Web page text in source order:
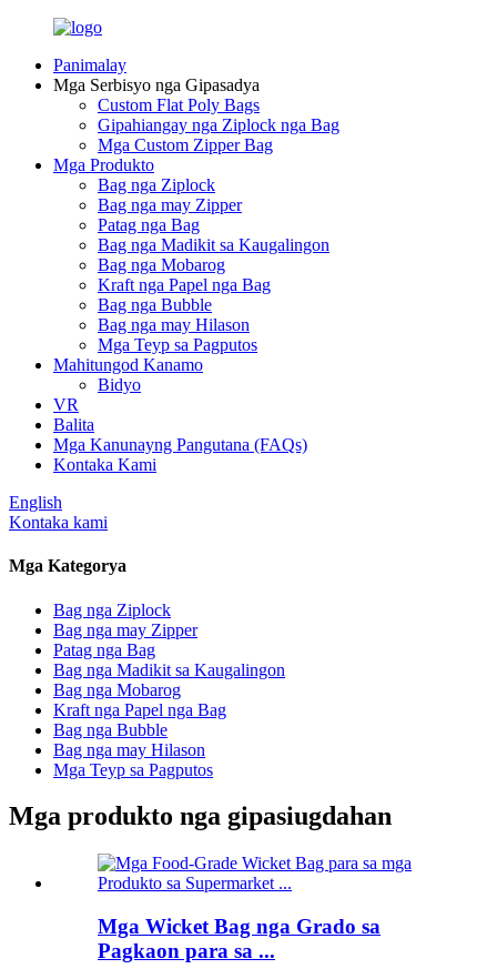
Panimalay
Mga Serbisyo nga Gipasadya
Custom Flat Poly Bags
Gipahiangay nga Ziplock nga Bag
Mga Custom Zipper Bag
Mga Produkto
Bag nga Ziplock
Bag nga may Zipper
Patag nga Bag
Bag nga Madikit sa Kaugalingon
Bag nga Mobarog
Kraft nga Papel nga Bag
Bag nga Bubble
Bag nga may Hilason
Mga Teyp sa Pagputos
Mahitungod Kanamo
Bidyo
VR
Balita
Mga Kanunayng Pangutana (FAQs)
Kontaka Kami
English
Kontaka kami
Mga Kategorya
Bag nga Ziplock
Bag nga may Zipper
Patag nga Bag
Bag nga Madikit sa Kaugalingon
Bag nga Mobarog
Kraft nga Papel nga Bag
Bag nga Bubble
Bag nga may Hilason
Mga Teyp sa Pagputos
Mga produkto nga gipasiugdahan
Mga Wicket Bag nga Grado sa
Pagkaon para sa ...